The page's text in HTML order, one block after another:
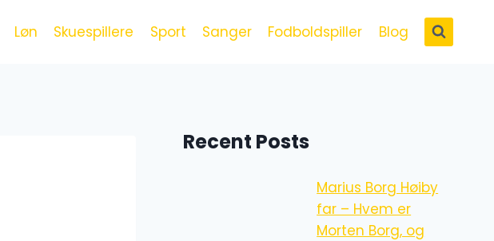
Løn Skuespillere Sport Sanger Fodboldspiller Blog
Recent Posts
Marius Borg Høiby
far – Hvem er
Morten Borg, og